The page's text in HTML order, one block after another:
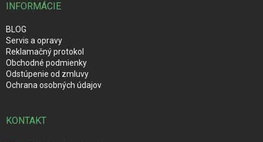
INFORMÁCIE
BLOG
Servis a opravy
Reklamačný protokol
Obchodné podmienky
Odstúpenie od zmluvy
Ochrana osobných údajov
KONTAKT